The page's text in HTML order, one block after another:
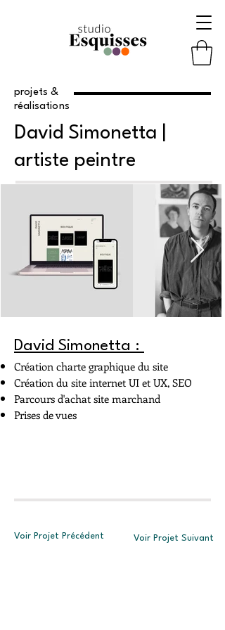
projets &
réalisations
David Simonetta |
artiste peintre
David Simonetta :
Création charte graphique du site
Création du site internet UI et UX, SEO
Parcours d'achat site marchand
Prises de vues
Voir Projet Précédent Voir Projet Suivant